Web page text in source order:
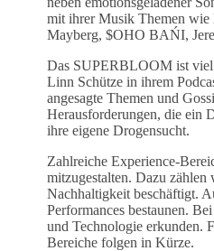
mit ihrer Musik Themen wie
Mayberg, $OHO BAŃI,
Das SUPERBLOOM ist viel
Linn Schütze in ihrem
angesagte Themen und
Herausforderungen, die ein
ihre eigene Drogensucht.
Zahlreiche Experience-
mitzugestalten. Dazu
Nachhaltigkeit beschäftigt.
Performances bestaunen.
und Technologie erkunden.
Bereiche folgen in Kürze.